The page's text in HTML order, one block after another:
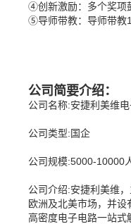
④创新激励：多个奖项
⑤导师带教：导师带教
公司简要介绍：
公司名称:安捷利美维
公司类型:国企
公司规模:5000-10000
公司介绍:安捷利美维
欧洲及北美市场，并
高密度电子电路一站式